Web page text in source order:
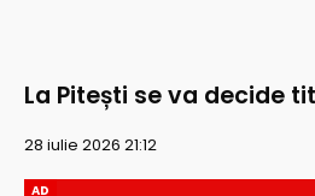
La Pitești se va decide
28 iulie 2026 21:12
AD